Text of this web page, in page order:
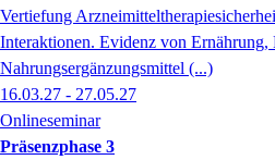
Vertiefung
Interaktionen. Evidenz von Ernährung,
Nahrungsergänzungsmittel (...)
16.03.27 - 27.05.27
Onlineseminar
Präsenzphase 3